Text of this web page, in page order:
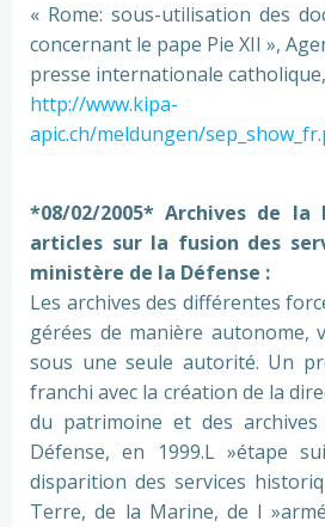
« Rome: sous-utilisation des
concernant le pape Pie XII »,
presse internationale
http://www.kipa-
apic.ch/meldungen/
*08/02/2005* Archives de la
articles sur la fusion des
ministère de la Défense :
Les archives des différentes
gérées de manière autonome,
sous une seule autorité. Un
franchi avec la création de la
du patrimoine et des
Défense, en 1999.L »étape
disparition des services
Terre, de la Marine, de l